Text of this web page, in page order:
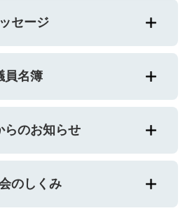
セージ
員名簿
らのお知らせ
のしくみ